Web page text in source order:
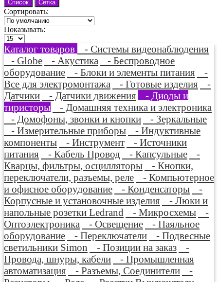
Список Сетка
Сортировать:
Показывать:
Каталог товаров
- Системы видеонаблюдения
- Globe
- Акустика
- Беспроводное
оборудование
- Блоки и элементы питания
-
Все для электромонтажа
- Готовые изделия
-
Датчики
- Датчики движения
- Диоды и
тиристоры
- Домашняя техника и электроника
- Домофоны, звонки и кнопки
- Зеркальные
- Измерительные приборы
- Индуктивные
компоненты
- Инструмент
- Источники
питания
- Кабель Провод - Капсульные
-
Кварцы, фильтры, осцилляторы
- Кнопки,
переключатели, разъемы, реле
- Компьютерное
и офисное оборудование
- Конденсаторы
-
Корпусные и установочные изделия
- Люки и
напольные розетки Ledrand
- Микросхемы
-
Оптоэлектроника
- Освещение
- Паяльное
оборудование
- Переключатели
- Подвесные
светильники Simon
- Позиции на заказ
-
Провода, шнуры, кабели
- Промышленная
автоматизация
- Разъемы, Соединители
-